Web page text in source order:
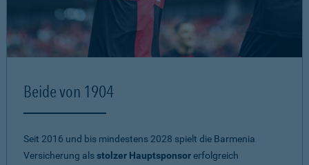
Beide von 1904
Seit 2016 und bis mindestens 2028 spielt die Barmenia
Versicherung alsstolzer Hauptsponsorerfolgreich